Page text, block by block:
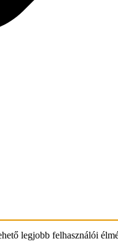
legjobb felhasználói